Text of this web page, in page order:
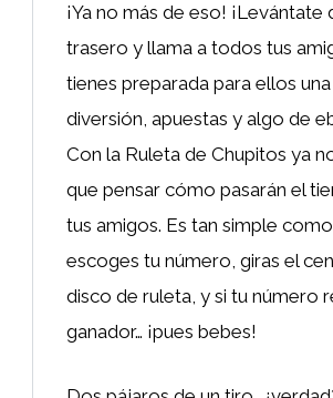
¡Ya no más de eso! ¡Levántate
trasero y llama a todos tus
tienes preparada para ellos
diversión, apuestas y algo de
Con la Ruleta de Chupitos ya
que pensar cómo pasarán el
tus amigos. Es tan simple
escoges tu número, giras el
disco de ruleta, y si tu número
ganador… ¡pues bebes!